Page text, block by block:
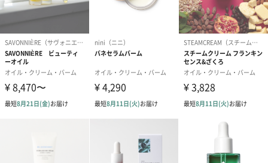
ランスのナチュラルコスメブランド「ニュクス」は、時代に先駆
けて自然由来成分を化粧品に使用してきました。
自然に敬意を払いながらフランス国内で処方・製造されるニュク
スのスキンケア・フレグランス製品は、ナチュラル志向な女性た
ちの欲張りなニーズにしっかりと対応しています。
ニュクス独自のうっとりするほど心地よいテクスチャーと香り
は、五感を呼び覚ましながら、日常の中に喜びをもたらしてくれ